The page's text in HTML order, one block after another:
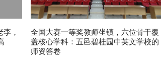
，
全国大赛一等奖教师坐镇，六位骨干覆
盖核心学科：五邑碧桂园中英文学校的
师资答卷